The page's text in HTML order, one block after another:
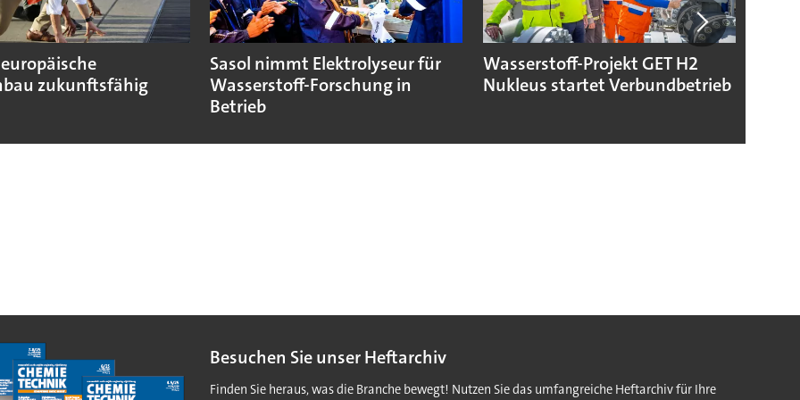
zukunftsfähig
Sasol nimmt Elektrolyseur für
Wasserstoff-Forschung in
Betrieb
Wasserstoff-Projekt GET H2
Nukleus startet Verbundbetrieb
Besuchen Sie unser Heftarchiv
Finden Sie heraus, was die Branche bewegt! Nutzen Sie das umfangreiche Heftarchiv für Ihre